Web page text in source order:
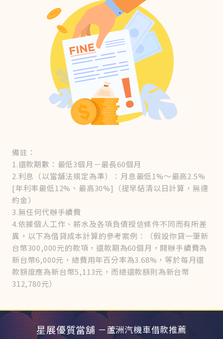
備註：
1.還款期數：最低3個月－最長60個月
2.利息（以當舖法規定為準）：月息最低1%～最高2.5%
[年利率最低12%、最高30%]（提早結清以日計算，無違
約金）
3.無任何代辦手續費
4.依據個人工作、薪水及各項負債授信條件不同而有所差
異，以下為借貸成本計算的參考案例：（假設你貸一筆新
台幣300,000元的款項，還款期為60個月，開辦手續費為
新台幣6,000元，總費用年百分率為3.68%，等於每月還
款額度應為新台幣5,113元，而總還款額則為新台幣
312,780元）
星展優質當舖－蘆洲汽機車借款推薦